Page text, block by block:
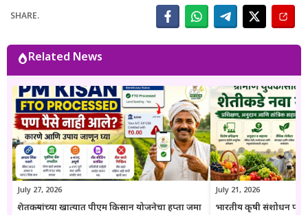
आणि संबंधित अधिकृत स्रोतांचा संदर्भ घेऊन माहितीची पडताळणी केली जाते.
वाचकांना अर्ज प्रक्रिया, पात्रता, आवश्यक कागदपत्रे, लाभ, अंतिम मुदत आणि
भर असतो. Goresarkar.in चा उद्देश महाराष्ट्रातील शेतकरी, विद्यार्थी, महिला,
युवक आणि सर्वसामान्य नागरिकांपर्यंत विश्वासार्ह, अद्ययावत आणि उपयुक्त माहिती
पोहोचवणे हा आहे. प्रकाशित माहिती वेळोवेळी अद्ययावत ठेवण्याचा प्रयत्न केला
जातो. अधिकृत निर्णयामध्ये बदल झाल्यास संबंधित लेख देखील अद्ययावत करण्यात
येतात. या संकेतस्थळावरील माहिती ही केवळ जनजागृती आणि मार्गदर्शनाच्या
उद्देशाने प्रकाशित केली जाते. कोणत्याही सरकारी योजनेसाठी अर्ज करण्यापूर्वी
संबंधित विभागाच्या अधिकृत संकेतस्थळावरील माहिती, नियम आणि अटींची
पडताळणी करण्याचा सल्ला दिला जातो.
SHARE.
Related News
July 27, 2026
शेतकऱ्यांच्या खात्यात पीएम किसान योजनेचा हप्ता जमा
July 21, 2026
भारतीय कृषी संशोधन